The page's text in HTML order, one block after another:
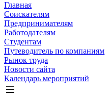
Главная
Соискателям
Предпринимателям
Работодателям
Студентам
Путеводитель по компаниям
Рынок труда
Новости сайта
Календарь мероприятий